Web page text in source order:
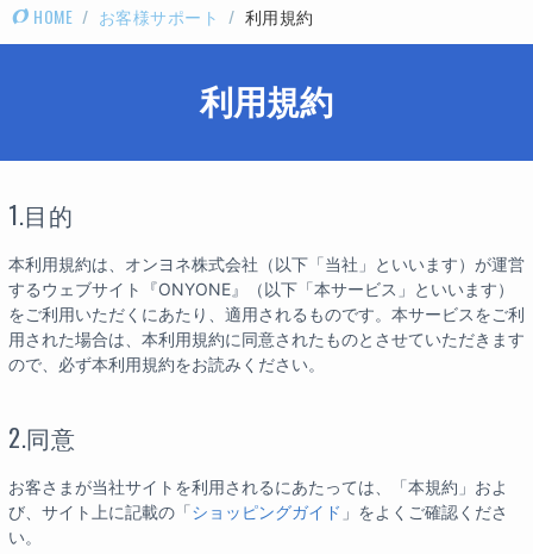
HOME / お客様サポート / 利用規約
利用規約
1.目的
本利用規約は、オンヨネ株式会社（以下「当社」といいます）が運営
するウェブサイト『ONYONE』（以下「本サービス」といいます）
をご利用いただくにあたり、適用されるものです。本サービスをご利
用された場合は、本利用規約に同意されたものとさせていただきます
ので、必ず本利用規約をお読みください。
2.同意
お客さまが当社サイトを利用されるにあたっては、「本規約」およ
び、サイト上に記載の「ショッピングガイド 」をよくご確認くださ
い。